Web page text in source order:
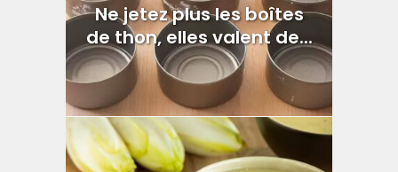
Ne jetez plus les boîtes
de thon, elles valent de...